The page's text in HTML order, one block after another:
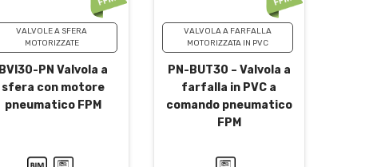
VALVOLE A SFERA
MOTORIZZATE
BVI30-PN Valvola a
sfera con motore
pneumatico FPM
VALVOLA A FARFALLA
MOTORIZZATA IN PVC
PN-BUT30 – Valvola a
farfalla in PVC a
comando pneumatico
FPM